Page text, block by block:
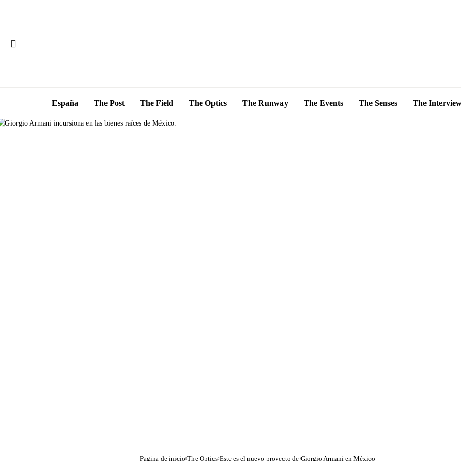
España The Post The Field The Optics The Runway The Events The Senses The
Pagina de inicio The Optics Este es el nuevo proyecto de Giorgio Armani en México